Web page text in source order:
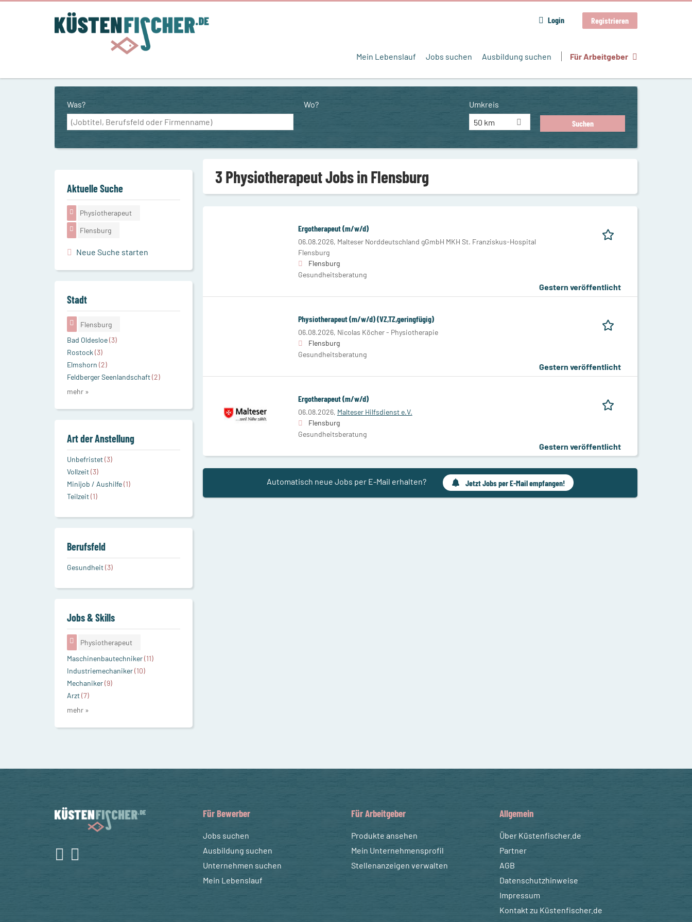
Login Registrieren
Mein Lebenslauf Jobs suchen Ausbildung suchen Für Arbeitgeber
Was? Wo?
Umkreis
50 km
3 Physiotherapeut Jobs in Flensburg
Ergotherapeut (m/w/d)
06.08.2026, Malteser Norddeutschland gGmbH MKH St. Franziskus-Hospital
Flensburg
Flensburg
Gesundheitsberatung
Gestern veröffentlicht
Physiotherapeut (m/w/d) (VZ,TZ,geringfügig)
06.08.2026, Nicolas Köcher - Physiotherapie
Flensburg
Gesundheitsberatung
Gestern veröffentlicht
Ergotherapeut (m/w/d)
06.08.2026, Malteser Hilfsdienst e.V.
Flensburg
Gesundheitsberatung
Gestern veröffentlicht
Automatisch neue Jobs per E-Mail erhalten? Jetzt Jobs per E-Mail empfangen!
Aktuelle Suche
Physiotherapeut
Flensburg
Neue Suche starten
Stadt
Flensburg
Bad Oldesloe(3)
Rostock(3)
Elmshorn (2)
Feldberger Seenlandschaft(2)
mehr »
Art der Anstellung
Unbefristet(3)
Vollzeit(3)
Minijob / Aushilfe(1)
Teilzeit(1)
Berufsfeld
Gesundheit(3)
Jobs & Skills
Physiotherapeut
Maschinenbautechniker(11)
Industriemechaniker(10)
Mechaniker(9)
Arzt(7)
mehr »
Für Bewerber
Jobs suchen
Ausbildung suchen
Unternehmen suchen
Mein Lebenslauf
Für Arbeitgeber
Produkte ansehen
Mein Unternehmensprofil
Stellenanzeigen verwalten
Allgemein
Über Küstenfischer.de
Partner
AGB
Datenschutzhinweise
Impressum
Kontakt zu Küstenfischer.de